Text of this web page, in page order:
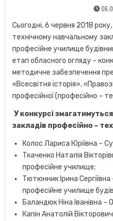
Сьогодні, 6 червня 2018
технічному навчальному
професійне училище
етап обласного огляду –
методичне забезпечення
«Всесвітня історія»,
професійної (професійно –
У конкурсі
закладів професійно –
Колос Лариса Юріївна –
Ткаченко Наталія
професійне училище;
Тютюнник Ірина
професійне училище
Баландюк Ніна Іванівна
Капін Анатолій